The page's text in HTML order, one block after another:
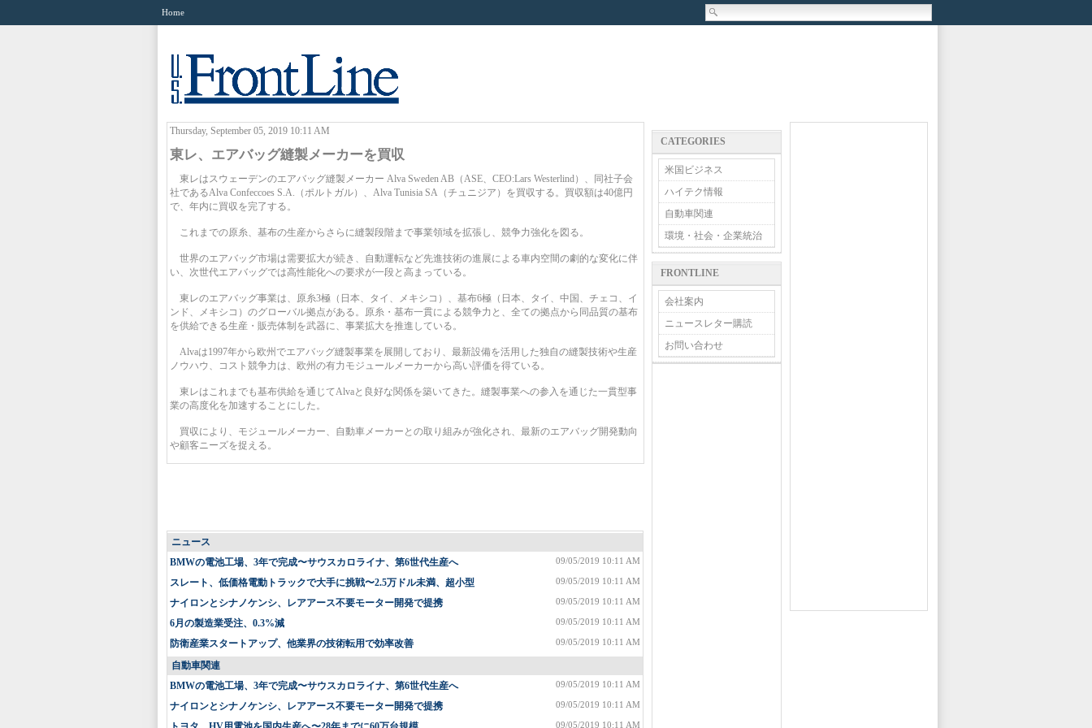
Home
Thursday, September 05, 2019 10:11 AM
東レ、エアバッグ縫製メーカーを買収
東レはスウェーデンのエアバッグ縫製メーカー Alva Sweden AB（ASE、CEO:Lars Westerlind）、同社子会
社であるAlva Confeccoes S.A.（ポルトガル）、Alva Tunisia SA（チュニジア）を買収する。買収額は40億円
で、年内に買収を完了する。
これまでの原糸、基布の生産からさらに縫製段階まで事業領域を拡張し、競争力強化を図る。
世界のエアバッグ市場は需要拡大が続き、自動運転など先進技術の進展による車内空間の劇的な変化に伴
い、次世代エアバッグでは高性能化への要求が一段と高まっている。
東レのエアバッグ事業は、原糸3極（日本、タイ、メキシコ）、基布6極（日本、タイ、中国、チェコ、イ
ンド、メキシコ）のグローバル拠点がある。原糸・基布一貫による競争力と、全ての拠点から同品質の基布
を供給できる生産・販売体制を武器に、事業拡大を推進している。
Alvaは1997年から欧州でエアバッグ縫製事業を展開しており、最新設備を活用した独自の縫製技術や生産
ノウハウ、コスト競争力は、欧州の有力モジュールメーカーから高い評価を得ている。
東レはこれまでも基布供給を通じてAlvaと良好な関係を築いてきた。縫製事業への参入を通じた一貫型事
業の高度化を加速することにした。
買収により、モジュールメーカー、自動車メーカーとの取り組みが強化され、最新のエアバッグ開発動向
や顧客ニーズを捉える。
ニュース
09/05/2019 10:11 AM
BMWの電池工場、3年で完成〜サウスカロライナ、第6世代生産へ
09/05/2019 10:11 AM
スレート、低価格電動トラックで大手に挑戦〜2.5万ドル未満、超小型
09/05/2019 10:11 AM
ナイロンとシナノケンシ、レアアース不要モーター開発で提携
09/05/2019 10:11 AM
6月の製造業受注、0.3%減
09/05/2019 10:11 AM
防衛産業スタートアップ、他業界の技術転用で効率改善
自動車関連
09/05/2019 10:11 AM
BMWの電池工場、3年で完成〜サウスカロライナ、第6世代生産へ
09/05/2019 10:11 AM
ナイロンとシナノケンシ、レアアース不要モーター開発で提携
09/05/2019 10:11 AM
CATEGORIES
米国ビジネス
ハイテク情報
自動車関連
環境・社会・企業統治
FRONTLINE
会社案内
ニュースレター購読
お問い合わせ